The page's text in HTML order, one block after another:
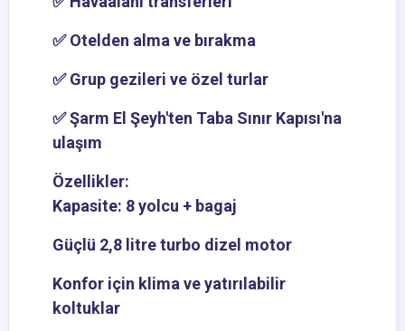
✅ Otelden alma ve bırakma
✅ Grup gezileri ve özel turlar
✅ Şarm El Şeyh'ten Taba Sınır Kapısı'na
ulaşım
Özellikler:
Kapasite: 8 yolcu + bagaj
Güçlü 2,8 litre turbo dizel motor
Konfor için klima ve yatırılabilir
koltuklar